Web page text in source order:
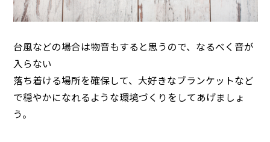
台風などの場合は物音もすると思うので、なるべく音が
入らない
落ち着ける場所を確保して、大好きなブランケットなど
で穏やかになれるような環境づくりをしてあげましょ
う。